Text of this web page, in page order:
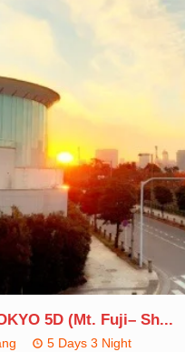
5D (Mt. Fuji– Sh...
5 Days 3 Night